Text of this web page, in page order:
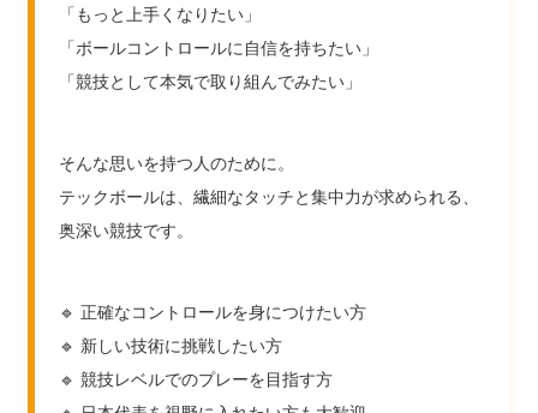
「もっと上手くなりたい」
「ボールコントロールに自信を持ちたい」
「競技として本気で取り組んでみたい」
そんな思いを持つ人のために。
テックボールは、繊細なタッチと集中力が求められる、
奥深い競技です。
🔹 正確なコントロールを身につけたい方
🔹 新しい技術に挑戦したい方
🔹 競技レベルでのプレーを目指す方